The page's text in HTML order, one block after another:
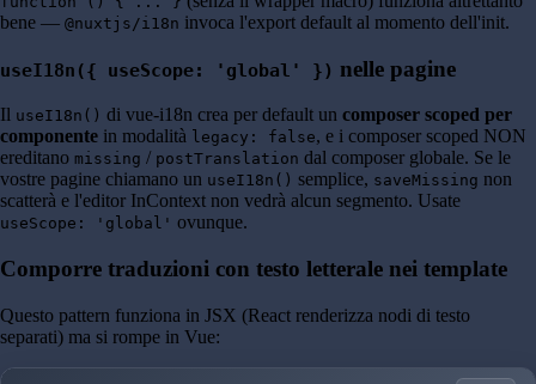
bene — @nuxtjs/i18n invoca l'export default al momento dell'init.
useI18n({ useScope: 'global' }) nelle pagine
Il useI18n() di vue-i18n crea per default un composer scoped per
componente in modalità legacy: false, e i composer scoped NON
ereditano missing / postTranslation dal composer globale. Se le
vostre pagine chiamano un useI18n() semplice, saveMissing non
scatterà e l'editor InContext non vedrà alcun segmento. Usate
useScope: 'global' ovunque.
Comporre traduzioni con testo letterale nei template
Questo pattern funziona in JSX (React renderizza nodi di testo
separati) ma si rompe in Vue: